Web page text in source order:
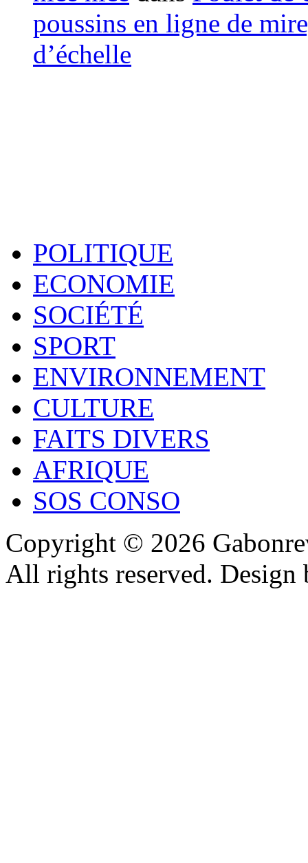
poussins en ligne de
d’échelle
POLITIQUE
ECONOMIE
SOCIÉTÉ
SPORT
ENVIRONNEMENT
CULTURE
FAITS DIVERS
AFRIQUE
SOS CONSO
Copyright © 2026
All rights reserved.